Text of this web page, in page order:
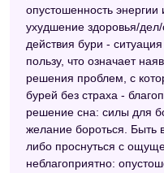
Житейский сонник
Сонник идиом
Французский сонник
Украинский сонник
Сонник для девочек
Сонник Хассе
опустошенность
ухудшение здоровья/
действия бури -
пользу, что означает
решения проблем, с
бурей без страха -
решение сна: силы для
желание бороться. Быть
либо проснуться с
неблагоприятно: